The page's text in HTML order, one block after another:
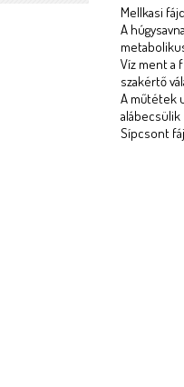
Mellkasi
A
Víz ment a
szakértő
A műtétek
alábecsülik
Sípcsont